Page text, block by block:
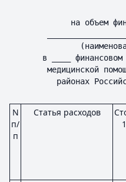
на объем
в ____
медицинской
районах
N
п/
п
Статья расходов